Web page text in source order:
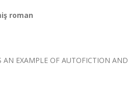
roman
AN EXAMPLE OF AUTOFICTION AND